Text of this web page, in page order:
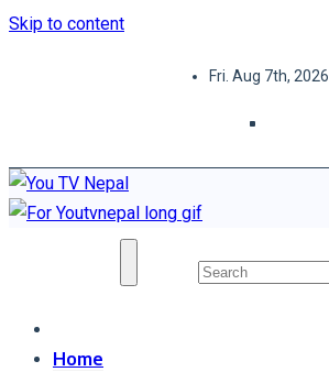
Skip to content
Fri. Aug 7th, 2026
Home